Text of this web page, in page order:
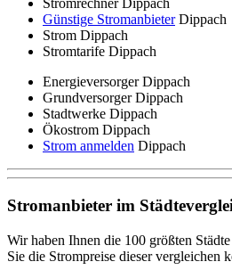
Stromrechner Dippach
Günstige StromanbieterDippach
Strom Dippach
Stromtarife Dippach
Energieversorger Dippach
Grundversorger Dippach
Stadtwerke Dippach
Ökostrom Dippach
Strom anmelden Dippach
Stromanbieter im
Wir haben Ihnen die 100 größten
Sie die Strompreise dieser vergleichen